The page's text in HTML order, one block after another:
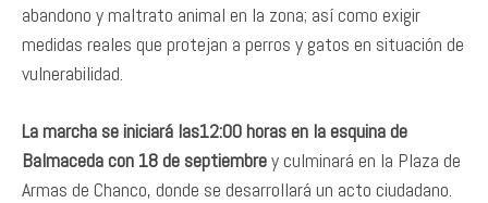
abandono y maltrato animal en la zona; así como exigir
medidas reales que protejan a perros y gatos en situación de
vulnerabilidad.
La marcha se iniciará las12:00 horas en la esquina de
Balmaceda con 18 de septiembrey culminará en la Plaza de
Armas de Chanco, donde se desarrollará un acto ciudadano.